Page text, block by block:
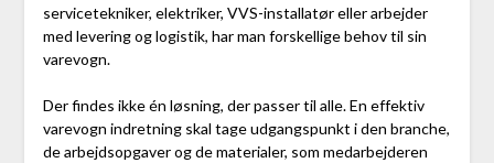
servicetekniker, elektriker, VVS-installatør eller arbejder
med levering og logistik, har man forskellige behov til sin
varevogn.
Der findes ikke én løsning, der passer til alle. En effektiv
varevogn indretning skal tage udgangspunkt i den branche,
de arbejdsopgaver og de materialer, som medarbejderen